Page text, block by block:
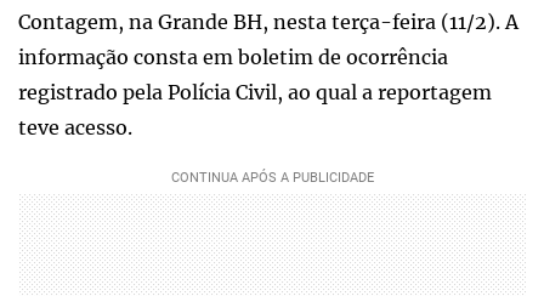
Contagem, na Grande BH, nesta terça-feira (11/2). A
informação consta em boletim de ocorrência
registrado pela Polícia Civil, ao qual a reportagem
teve acesso.